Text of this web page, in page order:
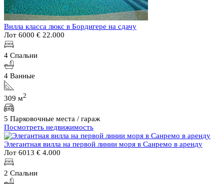
Вилла класса люкс в Бордигере на сдачу
Лот 6000 € 22.000
4 Спальни
4 Ванные
309 м2
5 Парковочные места / гараж
Посмотреть недвижимость
Элегантная вилла на первой линии моря в Санремо в аренду
Лот 6013 € 4.000
2 Спальни